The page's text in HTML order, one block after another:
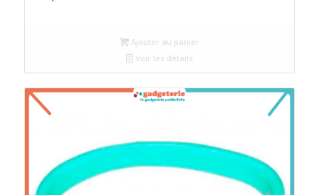
Ajouter au panier
Voir les détails